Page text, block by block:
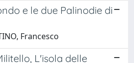
e le due Palinodie di
Francesco
L'isola delle